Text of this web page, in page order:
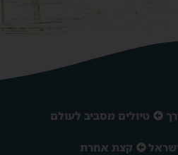
טיולים מסביב לעולם
קצת אחרת